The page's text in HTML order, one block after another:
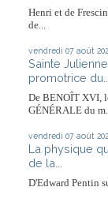
Henri et de
de...
vendredi 07 août
Sainte
promotrice du...
De BENOÎT XVI,
GÉNÉRALE du m...
vendredi 07 août
La physique
de la...
D'Edward Pentin